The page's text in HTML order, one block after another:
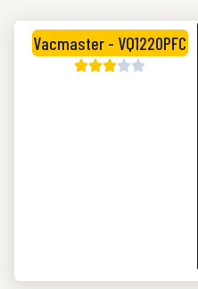
Vacmaster - VQ1220PFC